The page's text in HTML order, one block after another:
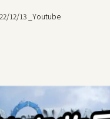
12/13 Youtube